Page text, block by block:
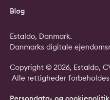
Blog
Copyright © 2026, Estaldo,
Alle rettigheder
Persondata- og cookiepolitik
Estaldo, Danmark.
Danmarks digitale